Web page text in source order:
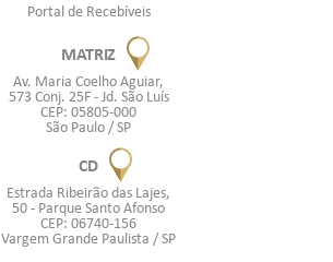
Portal de Recebíveis
MATRIZ
Av. Maria Coelho Aguiar,
573 Conj. 25F - Jd. São Luís
CEP: 05805-000
São Paulo / SP
CD
Estrada Ribeirão das Lajes,
50 - Parque Santo Afonso
CEP: 06740-156
Vargem Grande Paulista / SP